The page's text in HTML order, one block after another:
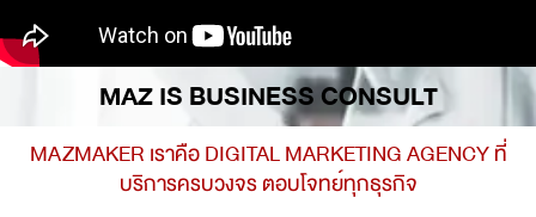
MAZ IS BUSINESS CONSULT
MAZMAKER เราคือ DIGITAL MARKETING AGENCY ที่
บริการครบวงจร ตอบโจทย์ทุกธุรกิจ